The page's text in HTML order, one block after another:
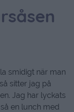
smidigt när man
sitter jag på
Jag har lyckats
en lunch med